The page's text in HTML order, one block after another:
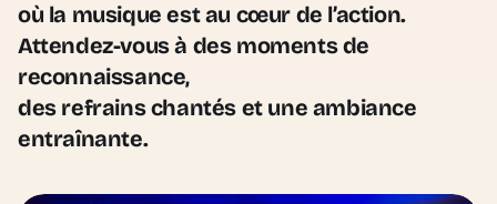
où la musique est au cœur de l’action.
Attendez-vous à des moments de
reconnaissance,
des refrains chantés et une ambiance
entraînante.